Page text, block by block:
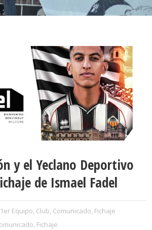
y el Yeclano Deportivo
de Ismael Fadel
1er Equipo, Club, Comunicado, Fichaje
, Fichaje